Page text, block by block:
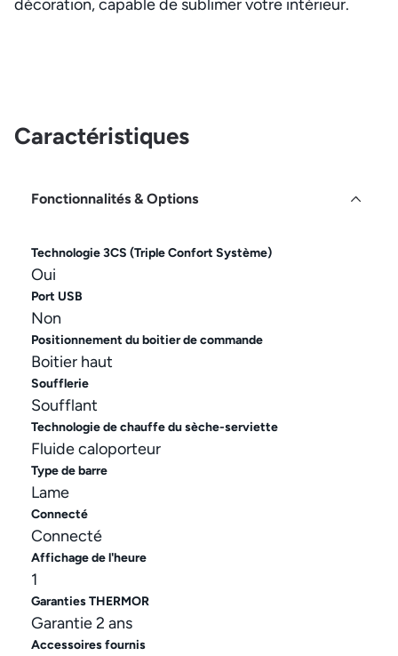
décoration, capable de sublimer votre intérieur.
Caractéristiques
Fonctionnalités & Options
Technologie 3CS (Triple Confort Système)
Oui
Port USB
Non
Positionnement du boitier de commande
Boitier haut
Soufflerie
Soufflant
Technologie de chauffe du sèche-serviette
Fluide caloporteur
Type de barre
Lame
Connecté
Connecté
Affichage de l'heure
1
Garanties THERMOR
Garantie 2 ans
Accessoires fournis